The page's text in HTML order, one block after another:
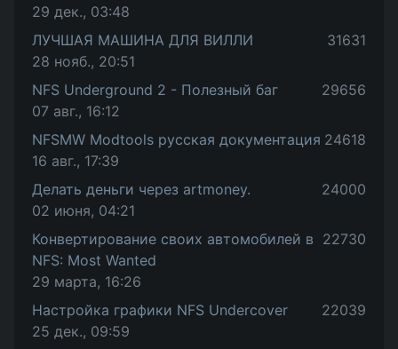
29 дек., 03:48
ЛУЧШАЯ МАШИНА ДЛЯ ВИЛЛИ
28 нояб., 20:51
31631
NFS Underground 2 - Полезный баг
07 авг., 16:12
29656
NFSMW Modtools русская документация
16 авг., 17:39
24618
Делать деньги через artmoney.
02 июня, 04:21
24000
Конвертирование своих автомобилей в
NFS: Most Wanted
29 марта, 16:26
22730
Настройка графики NFS Undercover
25 дек., 09:59
22039